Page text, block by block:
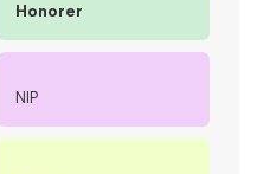
Honorer
NIP